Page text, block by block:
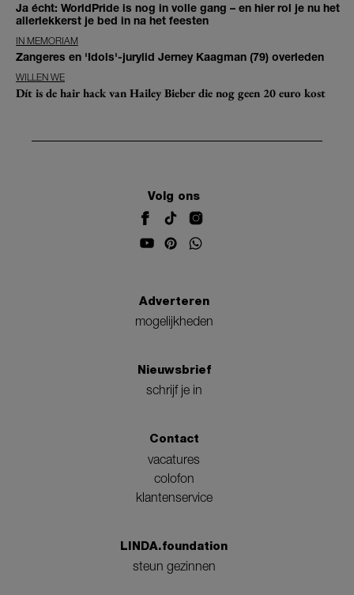
Ja écht: WorldPride is nog in volle gang – en hier rol je nu het
allerlekkerst je bed in na het feesten
IN MEMORIAM
Zangeres en 'Idols'-jurylid Jerney Kaagman (79) overleden
WILLEN WE
Dít is de hair hack van Hailey Bieber die nog geen 20 euro kost
Volg ons
Adverteren
mogelijkheden
Nieuwsbrief
schrijf je in
Contact
vacatures
colofon
klantenservice
LINDA.foundation
steun gezinnen